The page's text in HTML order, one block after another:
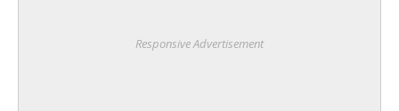
Responsive Advertisement